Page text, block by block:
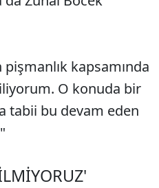
kapsamında
O konuda bir
tabii bu devam eden